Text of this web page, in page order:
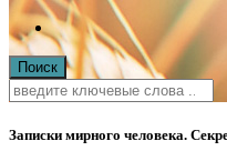
Записки мирного человека.